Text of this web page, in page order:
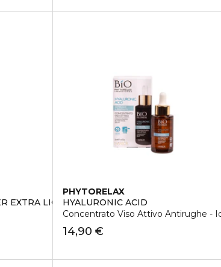
EXTRA LIGHT FLUID
PHYTORELAX
HYALURONIC ACID
Concentrato Viso Attivo Antirughe -
14,90 €